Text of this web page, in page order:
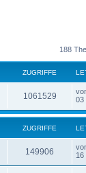
188
ZUGRIFFE
1061529
03
ZUGRIFFE
149906
16